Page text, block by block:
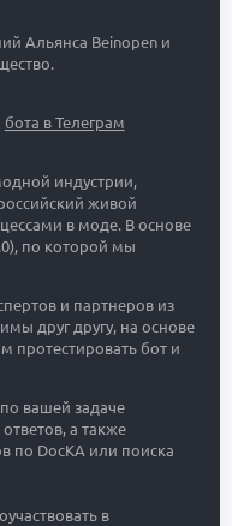
Альянса Beinopen и
бота в Телеграм
индустрии,
живой
в моде. В основе
по которой мы
и партнеров из
друг другу, на основе
протестировать бот и
вашей задаче
а также
по DocKA или поиска
в